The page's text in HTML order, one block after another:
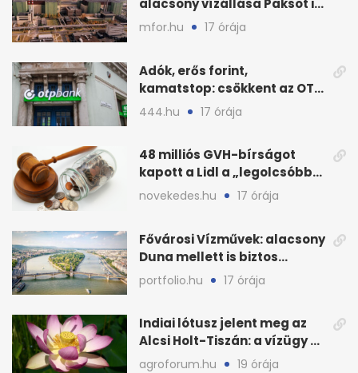
alacsony vízállása Paksot is
veszélyeztette
mfor.hu 17 órája
Adók, erős forint,
kamatstop: csökkent az OTP
eredménye
444.hu 17 órája
48 milliós GVH-bírságot
kapott a Lidl a „legolcsóbb”
állítás miatt
novekedes.hu 17 órája
Fővárosi Vízművek: alacsony
Duna mellett is biztos
Budapest ivóvize
portfolio.hu 17 órája
Indiai lótusz jelent meg az
Alcsi Holt-Tiszán: a vízügy a
stégtulajdonosokat kéri
agroforum.hu 19 órája